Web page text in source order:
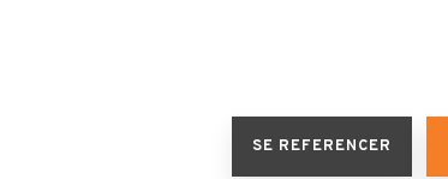
SE REFERENCER